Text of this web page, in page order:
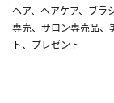
ヘア、ヘアケア、ブラ
専売、サロン専売品、
ト、プレゼント